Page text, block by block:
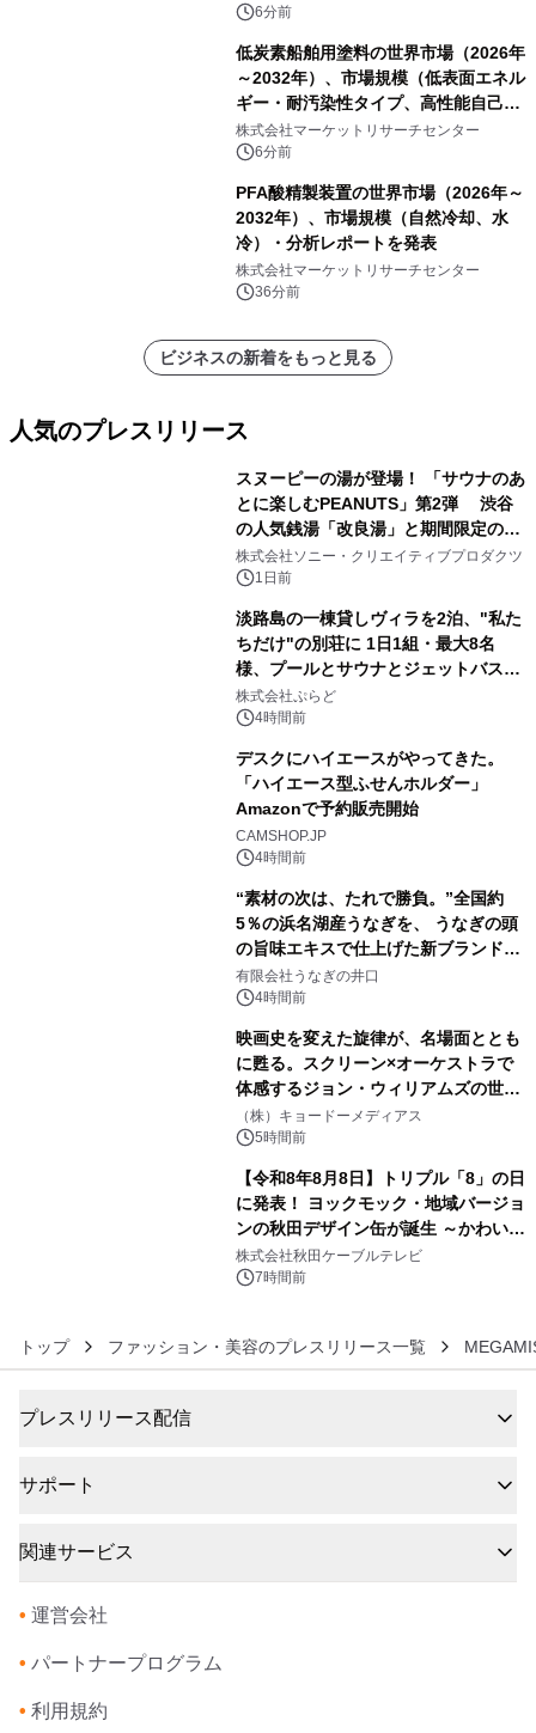
を発表
6分前
低炭素船舶用塗料の世界市場（2026年
～2032年）、市場規模（低表面エネル
ギー・耐汚染性タイプ、高性能自己研
磨性コポリマータイプ）・分析レポー
トを発表
株式会社マーケットリサーチセンター
6分前
PFA酸精製装置の世界市場（2026年～
2032年）、市場規模（自然冷却、水
冷）・分析レポートを発表
株式会社マーケットリサーチセンター
36分前
ビジネスの新着をもっと見る
人気のプレスリリース
スヌーピーの湯が登場！ 「サウナのあ
とに楽しむPEANUTS」第2弾 渋谷
の人気銭湯「改良湯」と期間限定のコ
ラボレーション サウナイキタイコラ
ボグッズも発売決定！
株式会社ソニー・クリエイティブプロダクツ
1日前
淡路島の一棟貸しヴィラを2泊、"私た
ちだけ"の別荘に 1日1組・最大8名
様、プールとサウナとジェットバス付
きで Villa Mon Temps AWAJIの連泊
素泊りプラン
株式会社ぷらど
4時間前
デスクにハイエースがやってきた。
「ハイエース型ふせんホルダー」
Amazonで予約販売開始
CAMSHOP.JP
4時間前
“素材の次は、たれで勝負。”全国約
5％の浜名湖産うなぎを、 うなぎの頭
の旨味エキスで仕上げた新ブランド
「井口の誉」誕生
有限会社うなぎの井口
4時間前
映画史を変えた旋律が、名場面ととも
に甦る。スクリーン×オーケストラで
体感するジョン・ウィリアムズの世
界。ジョン・ウィリアムズ：シネマ・
スペクタキュラー・コンサート 開催決
（株）キョードーメディアス
5時間前
【令和8年8月8日】トリプル「8」の日
に発表！ ヨックモック・地域バージョ
ンの秋田デザイン缶が誕生 ～かわいい
秋田犬の子犬と秋田の四季と名所を巡
るパッケージ～ 9月1日(火)秋田県内で
株式会社秋田ケーブルテレビ
7時間前
トップ ファッション・美容のプレスリリース一覧
プレスリリース配信
サポート
関連サービス
• 運営会社
• パートナープログラム
• 利用規約